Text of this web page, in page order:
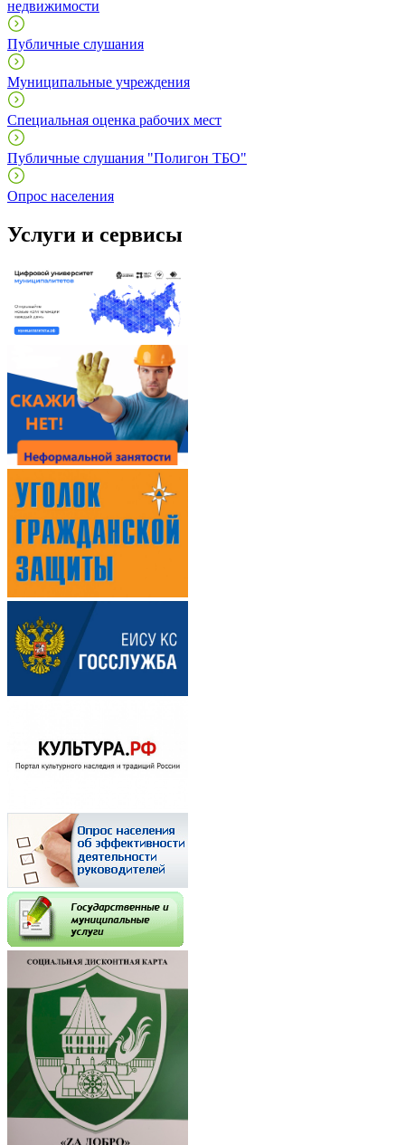
недвижимости
Публичные слушания
Муниципальные учреждения
Специальная оценка рабочих мест
Публичные слушания "Полигон ТБО"
Опрос населения
Услуги и сервисы